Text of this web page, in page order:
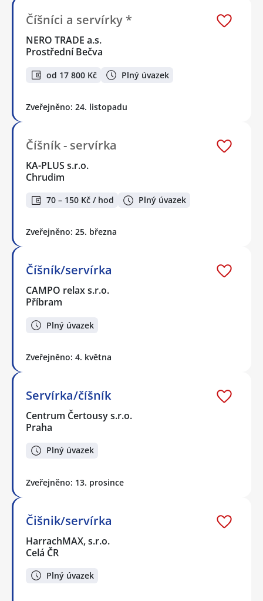
Číšníci a servírky *
NERO TRADE a.s.
Prostřední Bečva
od 17 800 Kč Plný úvazek
Zveřejněno: 24. listopadu
Číšník - servírka
KA-PLUS s.r.o.
Chrudim
70 – 150 Kč / hod Plný úvazek
Zveřejněno: 25. března
Číšník/servírka
CAMPO relax s.r.o.
Příbram
Plný úvazek
Zveřejněno: 4. května
Servírka/číšník
Centrum Čertousy s.r.o.
Praha
Plný úvazek
Zveřejněno: 13. prosince
Čišnik/servírka
HarrachMAX, s.r.o.
Celá ČR
Plný úvazek